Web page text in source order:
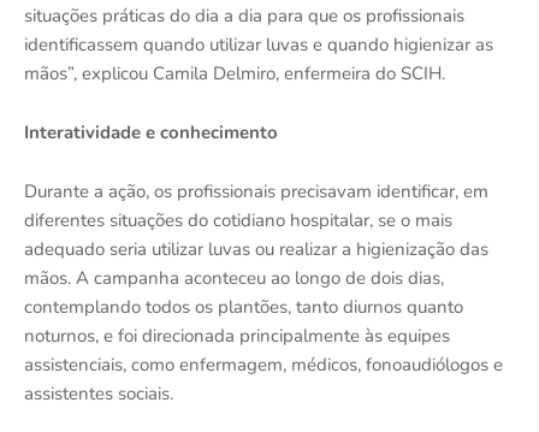
situações práticas do dia a dia para que os profissionais
identificassem quando utilizar luvas e quando higienizar as
mãos”, explicou Camila Delmiro, enfermeira do SCIH.
Interatividade e conhecimento
Durante a ação, os profissionais precisavam identificar, em
diferentes situações do cotidiano hospitalar, se o mais
adequado seria utilizar luvas ou realizar a higienização das
mãos. A campanha aconteceu ao longo de dois dias,
contemplando todos os plantões, tanto diurnos quanto
noturnos, e foi direcionada principalmente às equipes
assistenciais, como enfermagem, médicos, fonoaudiólogos e
assistentes sociais.